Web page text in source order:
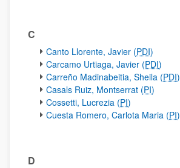
C
Canto Llorente, Javier (PDI)
Carcamo Urtiaga, Javier (PDI)
Carreño Madinabeitia, Sheila (PDI)
Casals Ruiz, Montserrat (PI)
Cossetti, Lucrezia (PI)
Cuesta Romero, Carlota Maria (PI)
D